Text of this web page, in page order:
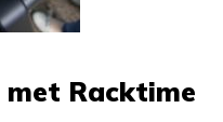
met Racktime